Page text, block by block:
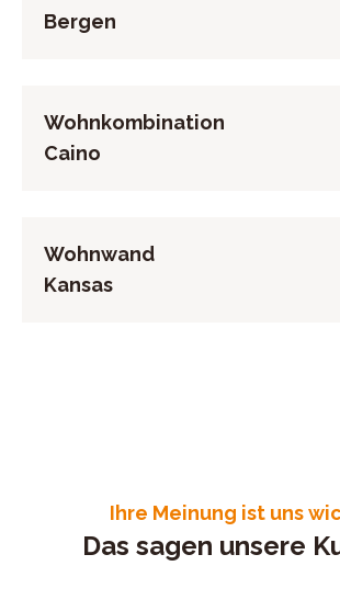
Bergen
Wohnkombination
Caino
Wohnwand
Kansas
Ihre Meinung ist uns
Das sagen unsere